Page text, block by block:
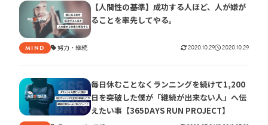
【人間性の基準】成功する人ほど、人が嫌が
ることを率先してやる。
MIND 努力 継続 2020.10.29 2020.10.29
毎日休むことなくランニングを続けて1,200
日を突破した僕が「継続が出来ない人」へ伝
えたい事【365DAYS RUN PROJECT】